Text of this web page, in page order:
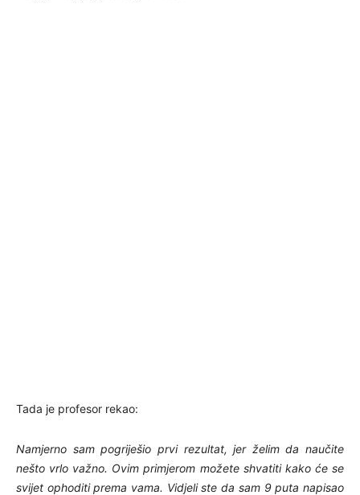
Tada je profesor rekao:
Namjerno sam pogriješio prvi rezultat, jer želim da naučite
nešto vrlo važno. Ovim primjerom možete shvatiti kako će se
svijet ophoditi prema vama. Vidjeli ste da sam 9 puta napisao